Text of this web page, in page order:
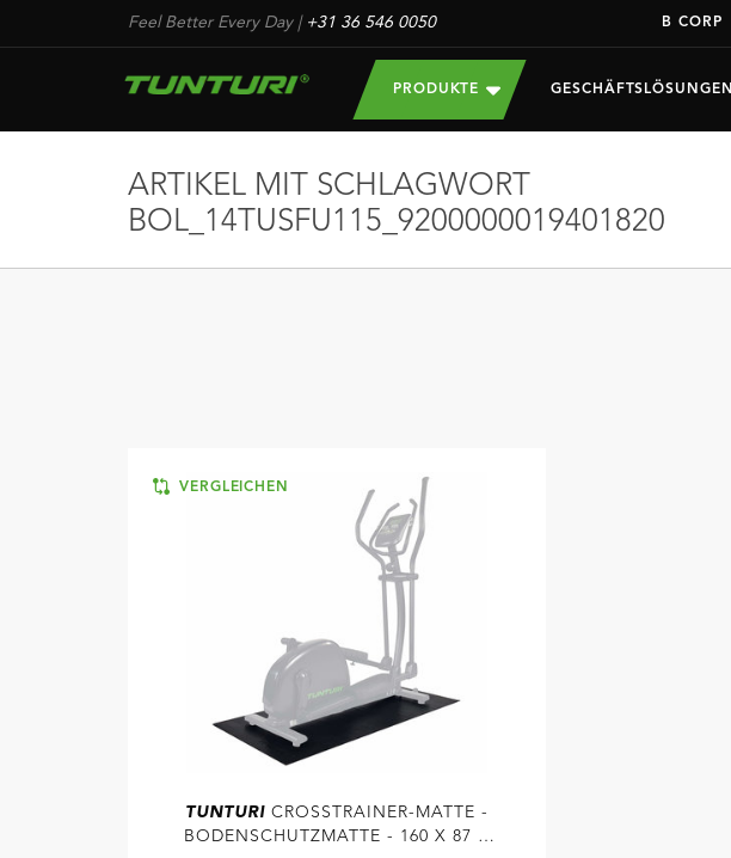
Feel Better Every Day| +31 36 546 0050 B CORP
PRODUKTE GESCHÄFTSLÖSUNGEN
ARTIKEL MIT SCHLAGWORT
BOL_14TUSFU115_9200000019401820
VERGLEICHEN
TUNTURI CROSSTRAINER-MATTE -
BODENSCHUTZMATTE - 160 X 87 X